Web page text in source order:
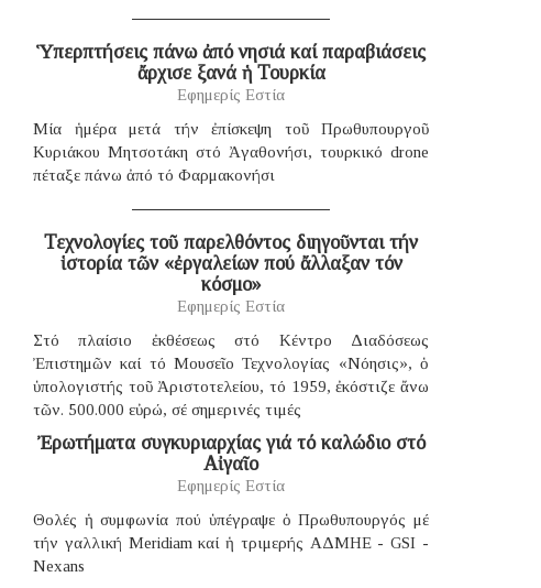
Ὑπερπτήσεις πάνω ἀπό νησιά καί παραβιάσεις
ἄρχισε ξανά ἡ Τουρκία
Εφημερίς Εστία
Μία ἡμέρα μετά τήν ἐπίσκεψη τοῦ Πρωθυπουργοῦ
Κυριάκου Μητσοτάκη στό Ἀγαθονήσι, τουρκικό drone
πέταξε πάνω ἀπό τό Φαρμακονήσι
Τεχνολογίες τοῦ παρελθόντος διηγοῦνται τήν
ἱστορία τῶν «ἐργαλείων πού ἄλλαξαν τόν
κόσμο»
Εφημερίς Εστία
Στό πλαίσιο ἐκθέσεως στό Κέντρο Διαδόσεως
Ἐπιστημῶν καί τό Μουσεῖο Τεχνολογίας «Νόησις», ὁ
ὑπολογιστής τοῦ Ἀριστοτελείου, τό 1959, ἐκόστιζε ἄνω
τῶν. 500.000 εὐρώ, σέ σημερινές τιμές
Ἐρωτήματα συγκυριαρχίας γιά τό καλώδιο στό
Αἰγαῖο
Εφημερίς Εστία
Θολές ἡ συμφωνία πού ὑπέγραψε ὁ Πρωθυπουργός μέ
τήν γαλλική Μeridiam καί ἡ τριμερής ΑΔΜΗΕ - GSI -
Nexans